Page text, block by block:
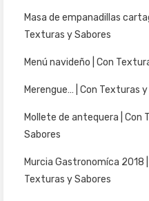
Masa de empanadillas
Texturas y Sabores
Menú navideño | Con
Merengue… | Con Texturas
Mollete de antequera | Con
Sabores
Murcia Gastronomíca 2018 |
Texturas y Sabores